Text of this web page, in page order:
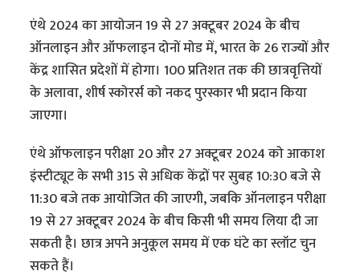
एंथे 2024 का आयोजन 19 से 27 अक्टूबर 2024 के बीच
ऑनलाइन और ऑफलाइन दोनों मोड में, भारत के 26 राज्यों और
केंद्र शासित प्रदेशों में होगा। 100 प्रतिशत तक की छात्रवृत्तियों
के अलावा, शीर्ष स्कोरर्स को नकद पुरस्कार भी प्रदान किया
जाएगा।
एंथे ऑफलाइन परीक्षा 20 और 27 अक्टूबर 2024 को आकाश
इंस्टीट्यूट के सभी 315 से अधिक केंद्रों पर सुबह 10:30 बजे से
11:30 बजे तक आयोजित की जाएगी, जबकि ऑनलाइन परीक्षा
19 से 27 अक्टूबर 2024 के बीच किसी भी समय लिया दी जा
सकती है। छात्र अपने अनुकूल समय में एक घंटे का स्लॉट चुन
सकते हैं।